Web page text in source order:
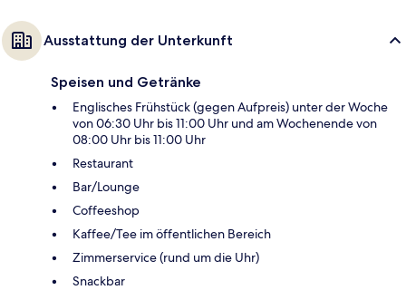
Ausstattung der Unterkunft
Speisen und Getränke
Englisches Frühstück (gegen Aufpreis) unter der Woche
von 06:30 Uhr bis 11:00 Uhr und am Wochenende von
08:00 Uhr bis 11:00 Uhr
Restaurant
Bar/Lounge
Coffeeshop
Kaffee/Tee im öffentlichen Bereich
Zimmerservice (rund um die Uhr)
Snackbar